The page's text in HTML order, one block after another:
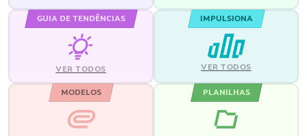
GUIA DE TENDÊNCIAS
VER TODOS
IMPULSIONA
VER TODOS
MODELOS PLANILHAS